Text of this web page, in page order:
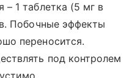
1 таблетка (5 мг в
Побочные эффекты
переносится.
под контролем